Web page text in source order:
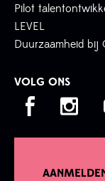
Pilot
LEVEL
Duurzaamheid bij
VOLG ONS